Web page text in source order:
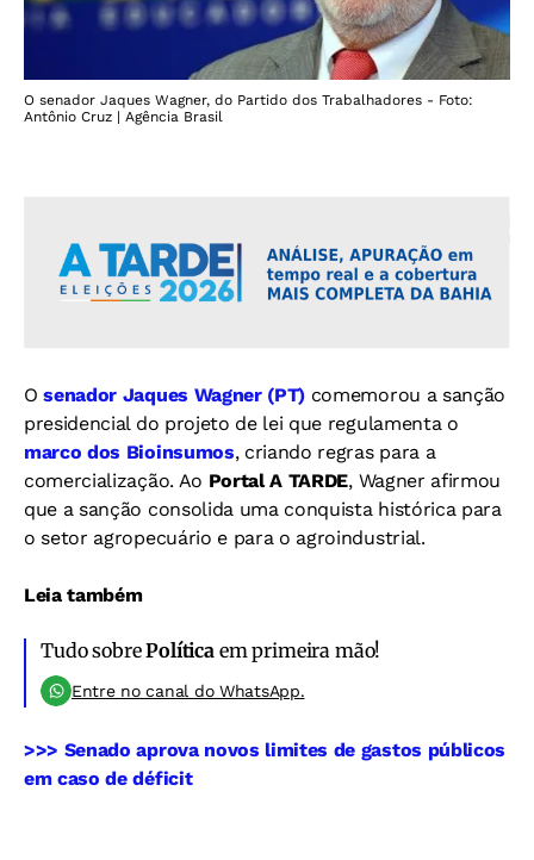
O senador Jaques Wagner, do Partido dos Trabalhadores - Foto:
Antônio Cruz | Agência Brasil
Osenador Jaques Wagner (PT) comemorou a sanção
presidencial do projeto de lei que regulamenta o
marco dos Bioinsumos, criando regras para a
comercialização. Ao Portal A TARDE, Wagner afirmou
que a sanção consolida uma conquista histórica para
o setor agropecuário e para o agroindustrial.
Leia também
Tudo sobrePolítica em primeira mão!
Entre no canal do WhatsApp.
>>> Senado aprova novos limites de gastos públicos
em caso de déficit